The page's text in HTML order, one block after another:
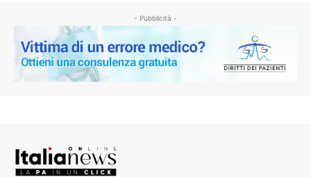
- Pubblicità -